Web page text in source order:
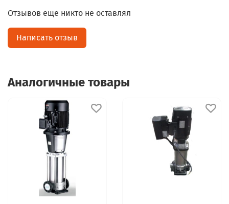
Отзывов еще никто не оставлял
Написать отзыв
Аналогичные товары